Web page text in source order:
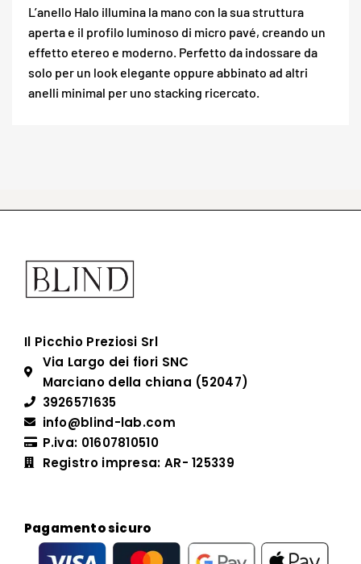
L’anello Halo illumina la mano con la sua struttura
aperta e il profilo luminoso di micro pavé, creando un
effetto etereo e moderno. Perfetto da indossare da
solo per un look elegante oppure abbinato ad altri
anelli minimal per uno stacking ricercato.
Il Picchio Preziosi Srl
Via Largo dei fiori SNC
Marciano della chiana (52047)
3926571635
info@blind-lab.com
P.iva: 01607810510
Registro impresa: AR- 125339
Pagamento sicuro